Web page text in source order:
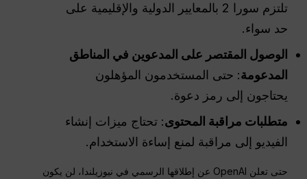
تلتزم سورا 2 بالمعايير الدولية والإقليمية على
حد سواء.
الوصول المقتصر على المدعوين في المناطق
المدعومة: حتى المستخدمون المؤهلون
يحتاجون إلى رمز دعوة.
متطلبات مراقبة المحتوى: تحتاج ميزات إنشاء
الفيديو إلى مراقبة لمنع إساءة الاستخدام.
حتى تعلن OpenAI عن إطلاقها الرسمي في نيوزيلندا، لن يكون